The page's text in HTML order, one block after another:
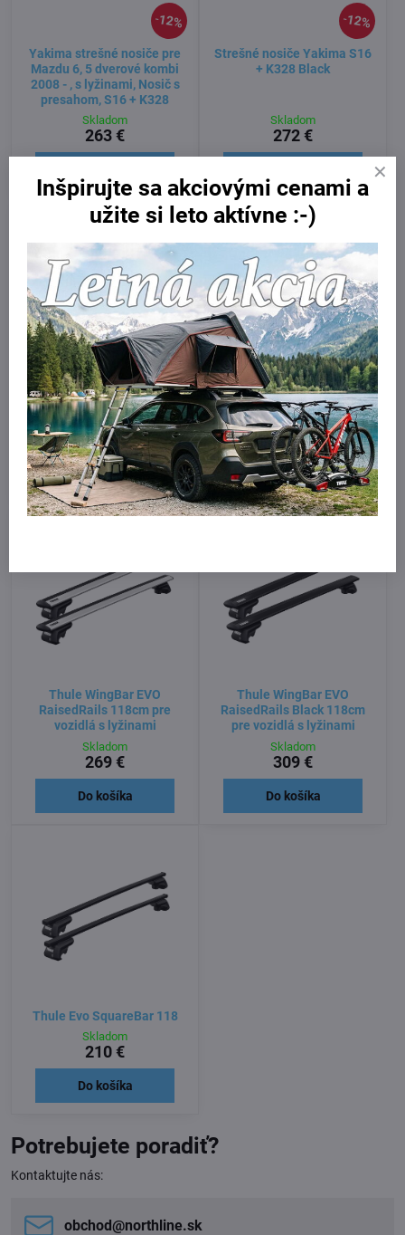
12%
Yakima strešné nosiče pre
Mazdu 6, 5 dverové kombi
2008 - , s lyžinami, Nosič s
presahom, S16 + K328
Skladom
263 €
12%
Strešné nosiče Yakima S16
+ K328 Black
Skladom
272 €
Thule Raised Rail Edge
77/77
Skladom
359 €
Do košíka
Thule Raised Rail Edge
Black 77/77
Skladom
399 €
Do košíka
Thule WingBar EVO
RaisedRails 118cm pre
vozidlá s lyžinami
Skladom
269 €
Do košíka
Thule WingBar EVO
RaisedRails Black 118cm
pre vozidlá s lyžinami
Skladom
309 €
Do košíka
Thule Evo SquareBar 118
Skladom
210 €
Do košíka
Potrebujete poradiť?
Kontaktujte nás:
obchod​@northline​.sk
Inšpirujte sa akciovými cenami a
užite si leto aktívne :-)